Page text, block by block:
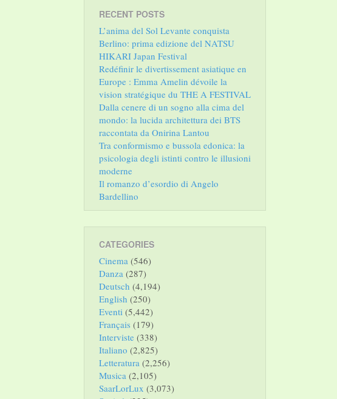
RECENT POSTS
L’anima del Sol Levante conquista
Berlino: prima edizione del NATSU
HIKARI Japan Festival
Redéfinir le divertissement asiatique en
Europe : Emma Amelin dévoile la
vision stratégique du THE A FESTIVAL
Dalla cenere di un sogno alla cima del
mondo: la lucida architettura dei BTS
raccontata da Onirina Lantou
Tra conformismo e bussola edonica: la
psicologia degli istinti contro le illusioni
moderne
Il romanzo d’esordio di Angelo
Bardellino
CATEGORIES
Cinema (546)
Danza (287)
Deutsch (4,194)
English (250)
Eventi (5,442)
Français (179)
Interviste (338)
Italiano (2,825)
Letteratura (2,256)
Musica (2,105)
SaarLorLux (3,073)